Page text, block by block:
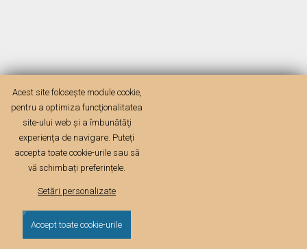
Acest site folosește module cookie,
pentru a optimiza funcţionalitatea
site-ului web şi a îmbunătăţi
experienţa de navigare. Puteți
accepta toate cookie-urile sau să
vă schimbați preferințele.
Setări personalizate
Accept toate cookie-urile